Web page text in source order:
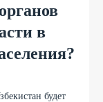
в
будет